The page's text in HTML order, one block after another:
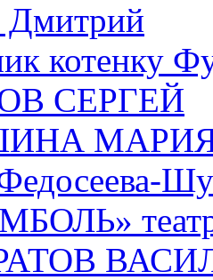
Дмитрий
котенку
СЕРГЕЙ